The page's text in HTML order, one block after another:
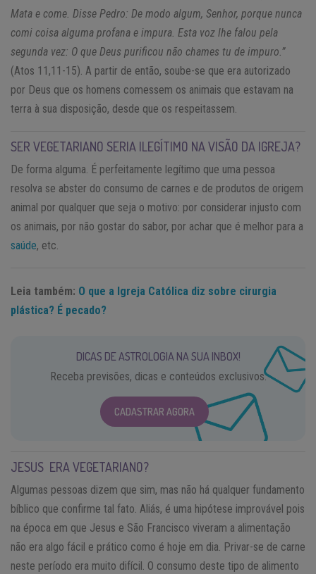
Mata e come. Disse Pedro: De modo algum, Senhor, porque nunca
comi coisa alguma profana e impura. Esta voz lhe falou pela
segunda vez: O que Deus purificou não chames tu de impuro.”
(Atos 11,11-15). A partir de então, soube-se que era autorizado
por Deus que os homens comessem os animais que estavam na
terra à sua disposição, desde que os respeitassem.
SER VEGETARIANO SERIA ILEGÍTIMO NA VISÃO DA IGREJA?
De forma alguma. É perfeitamente legítimo que uma pessoa
resolva se abster do consumo de carnes e de produtos de origem
animal por qualquer que seja o motivo: por considerar injusto com
os animais, por não gostar do sabor, por achar que é melhor para a
saúde, etc.
Leia também: O que a Igreja Católica diz sobre cirurgia
plástica? É pecado?
DICAS DE ASTROLOGIA NA SUA INBOX!
Receba previsões, dicas e conteúdos exclusivos.
CADASTRAR AGORA
JESUS ERA VEGETARIANO?
Algumas pessoas dizem que sim, mas não há qualquer fundamento
bíblico que confirme tal fato. Aliás, é uma hipótese improvável pois
na época em que Jesus e São Francisco viveram a alimentação
não era algo fácil e prático como é hoje em dia. Privar-se de carne
neste período era muito difícil. O consumo deste tipo de alimento